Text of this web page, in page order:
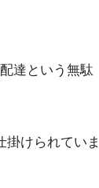
達という無駄
けられていま